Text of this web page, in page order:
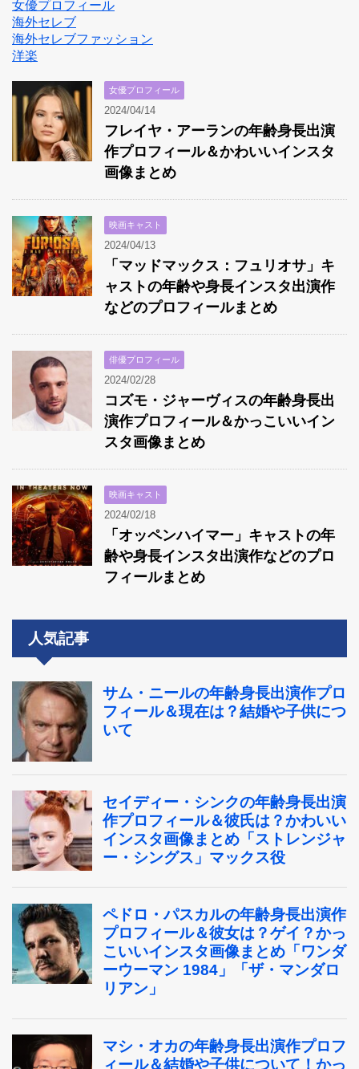
女優プロフィール
海外セレブ
海外セレブファッション
洋楽
女優プロフィール
2024/04/14
フレイヤ・アーランの年齢身長出演
作プロフィール＆かわいいインスタ
画像まとめ
映画キャスト
2024/04/13
「マッドマックス：フュリオサ」キ
ャストの年齢や身長インスタ出演作
などのプロフィールまとめ
俳優プロフィール
2024/02/28
コズモ・ジャーヴィスの年齢身長出
演作プロフィール＆かっこいいイン
スタ画像まとめ
映画キャスト
2024/02/18
「オッペンハイマー」キャストの年
齢や身長インスタ出演作などのプロ
フィールまとめ
人気記事